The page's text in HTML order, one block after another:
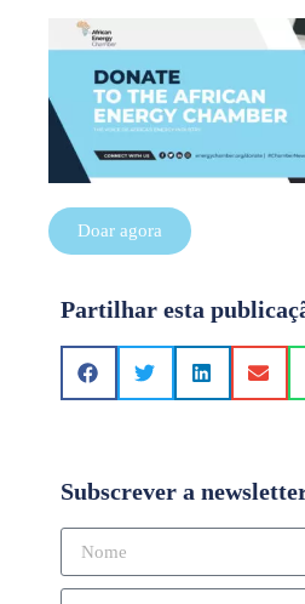
Doar agora
Partilhar esta
Subscrever a